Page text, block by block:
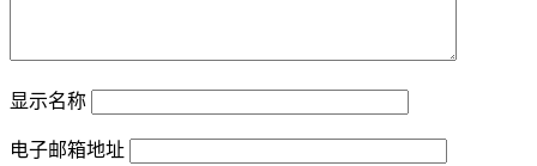
显示名称
电子邮箱地址